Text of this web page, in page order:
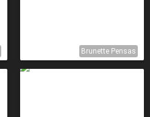
Brunette Pensas